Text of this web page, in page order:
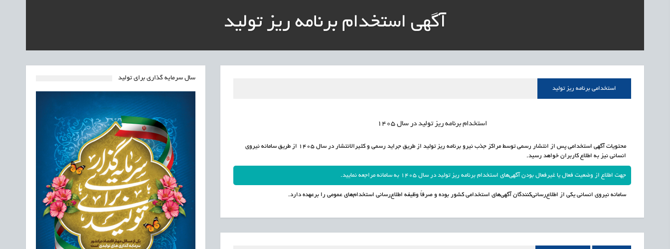
رئیس مرکز منابع انسانی آموزش‌وپرورش: داوطلبان ردصلاحیت‌شده حق اعتراض دارند
1405/05/16 اشتغال و کارآفرینی راه‌اندازی «کارخانه نوآوری مینیاتوری فرآورده‌های گیاهی و طبیعی» در دستور کار معاونت علمی
آگهی استخدام برنامه ریز تولید
استخدامی برنامه ریز تولید
استخدام برنامه ریز تولید در سال 1405
محتویات آگهی استخدامی پس از انتشار رسمی توسط مراکز جذب نیرو برنامه ریز تولید از طریق جراید رسمی و کثیرالانتشار در سال 1405 از طریق سامانه نیروی
انسانی نیز به اطلاع کاربران خواهد رسید.
جهت اطلاع از وضعیت فعال یا غیرفعال بودن آگهی‌های استخدام برنامه ریز تولید در سال 1405 به سامانه مراجعه نمایید.
سامانه نیروی انسانی یکی از اطلاع‌رسانی‌کنندگان آگهی‌های استخدامی کشور بوده و صرفاً وظیفه اطلاع‌رسانی استخدام‌های عمومی را برعهده دارد.
سال سرمایه گذاری برای تولید